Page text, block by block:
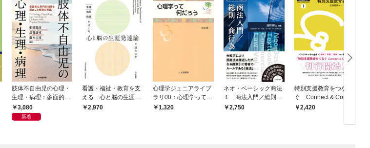
肢体不自由児の心理・
生理・病理：多面的な
専門的知見を活かした
教育の実践
3,080
新着
看護・福祉・教育を支
える 心と脳の生涯発
達論2,970
心理学ジュニアライブ
ラリ00：心理学って何
だろう
1,320
ネオ・ベーシック商法
１ 商法入門／総則／
商行為
2,750
特別支援教育をつな
ぐ Connect & Conne
ct 1：特別支援教育要
2,420